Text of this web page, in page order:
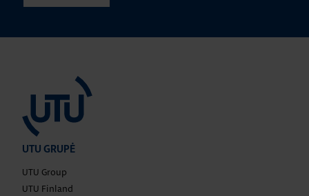
UTU GRUPĖ
UTU Group
UTU Finland